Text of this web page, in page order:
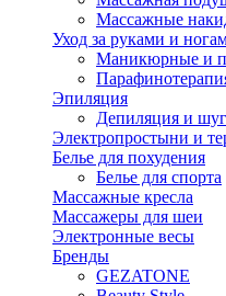
Массажные
Уход за руками и
Маникюрные и
Эпиляция
Депиляция и
Электропростыни и
Белье для похудения
Белье для спорта
Массажные кресла
Массажеры для шеи
Электронные весы
Бренды
GEZATONE